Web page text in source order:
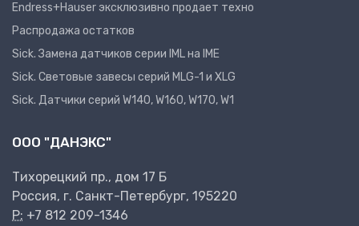
Endress+Hauser эксклюзивно продает техно
Распродажа остатков
Sick. Замена датчиков серии IML на IME
Sick. Световые завесы серий MLG-1 и XLG
Sick. Датчики серий W140, W160, W170, W1
ООО "ДАНЭКС"
Тихорецкий пр., дом 17 Б
Россия, г. Санкт-Петербург, 195220
P: +7 812 209-1346